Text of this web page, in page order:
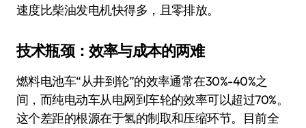
速度比柴油发电机快得多，且零排放。
技术瓶颈：效率与成本的两难
燃料电池车“从井到轮”的效率通常在30%-40%之
间，而纯电动车从电网到车轮的效率可以超过70%。
这个差距的根源在于氢的制取和压缩环节。目前全